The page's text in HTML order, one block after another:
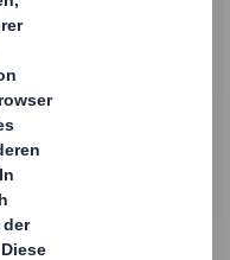
besteht die
Kooperationen mit
Als international
Smith meinem
mir eine erhebliche
Persönlich sah ich
Chance meine
und dabei völlig auf